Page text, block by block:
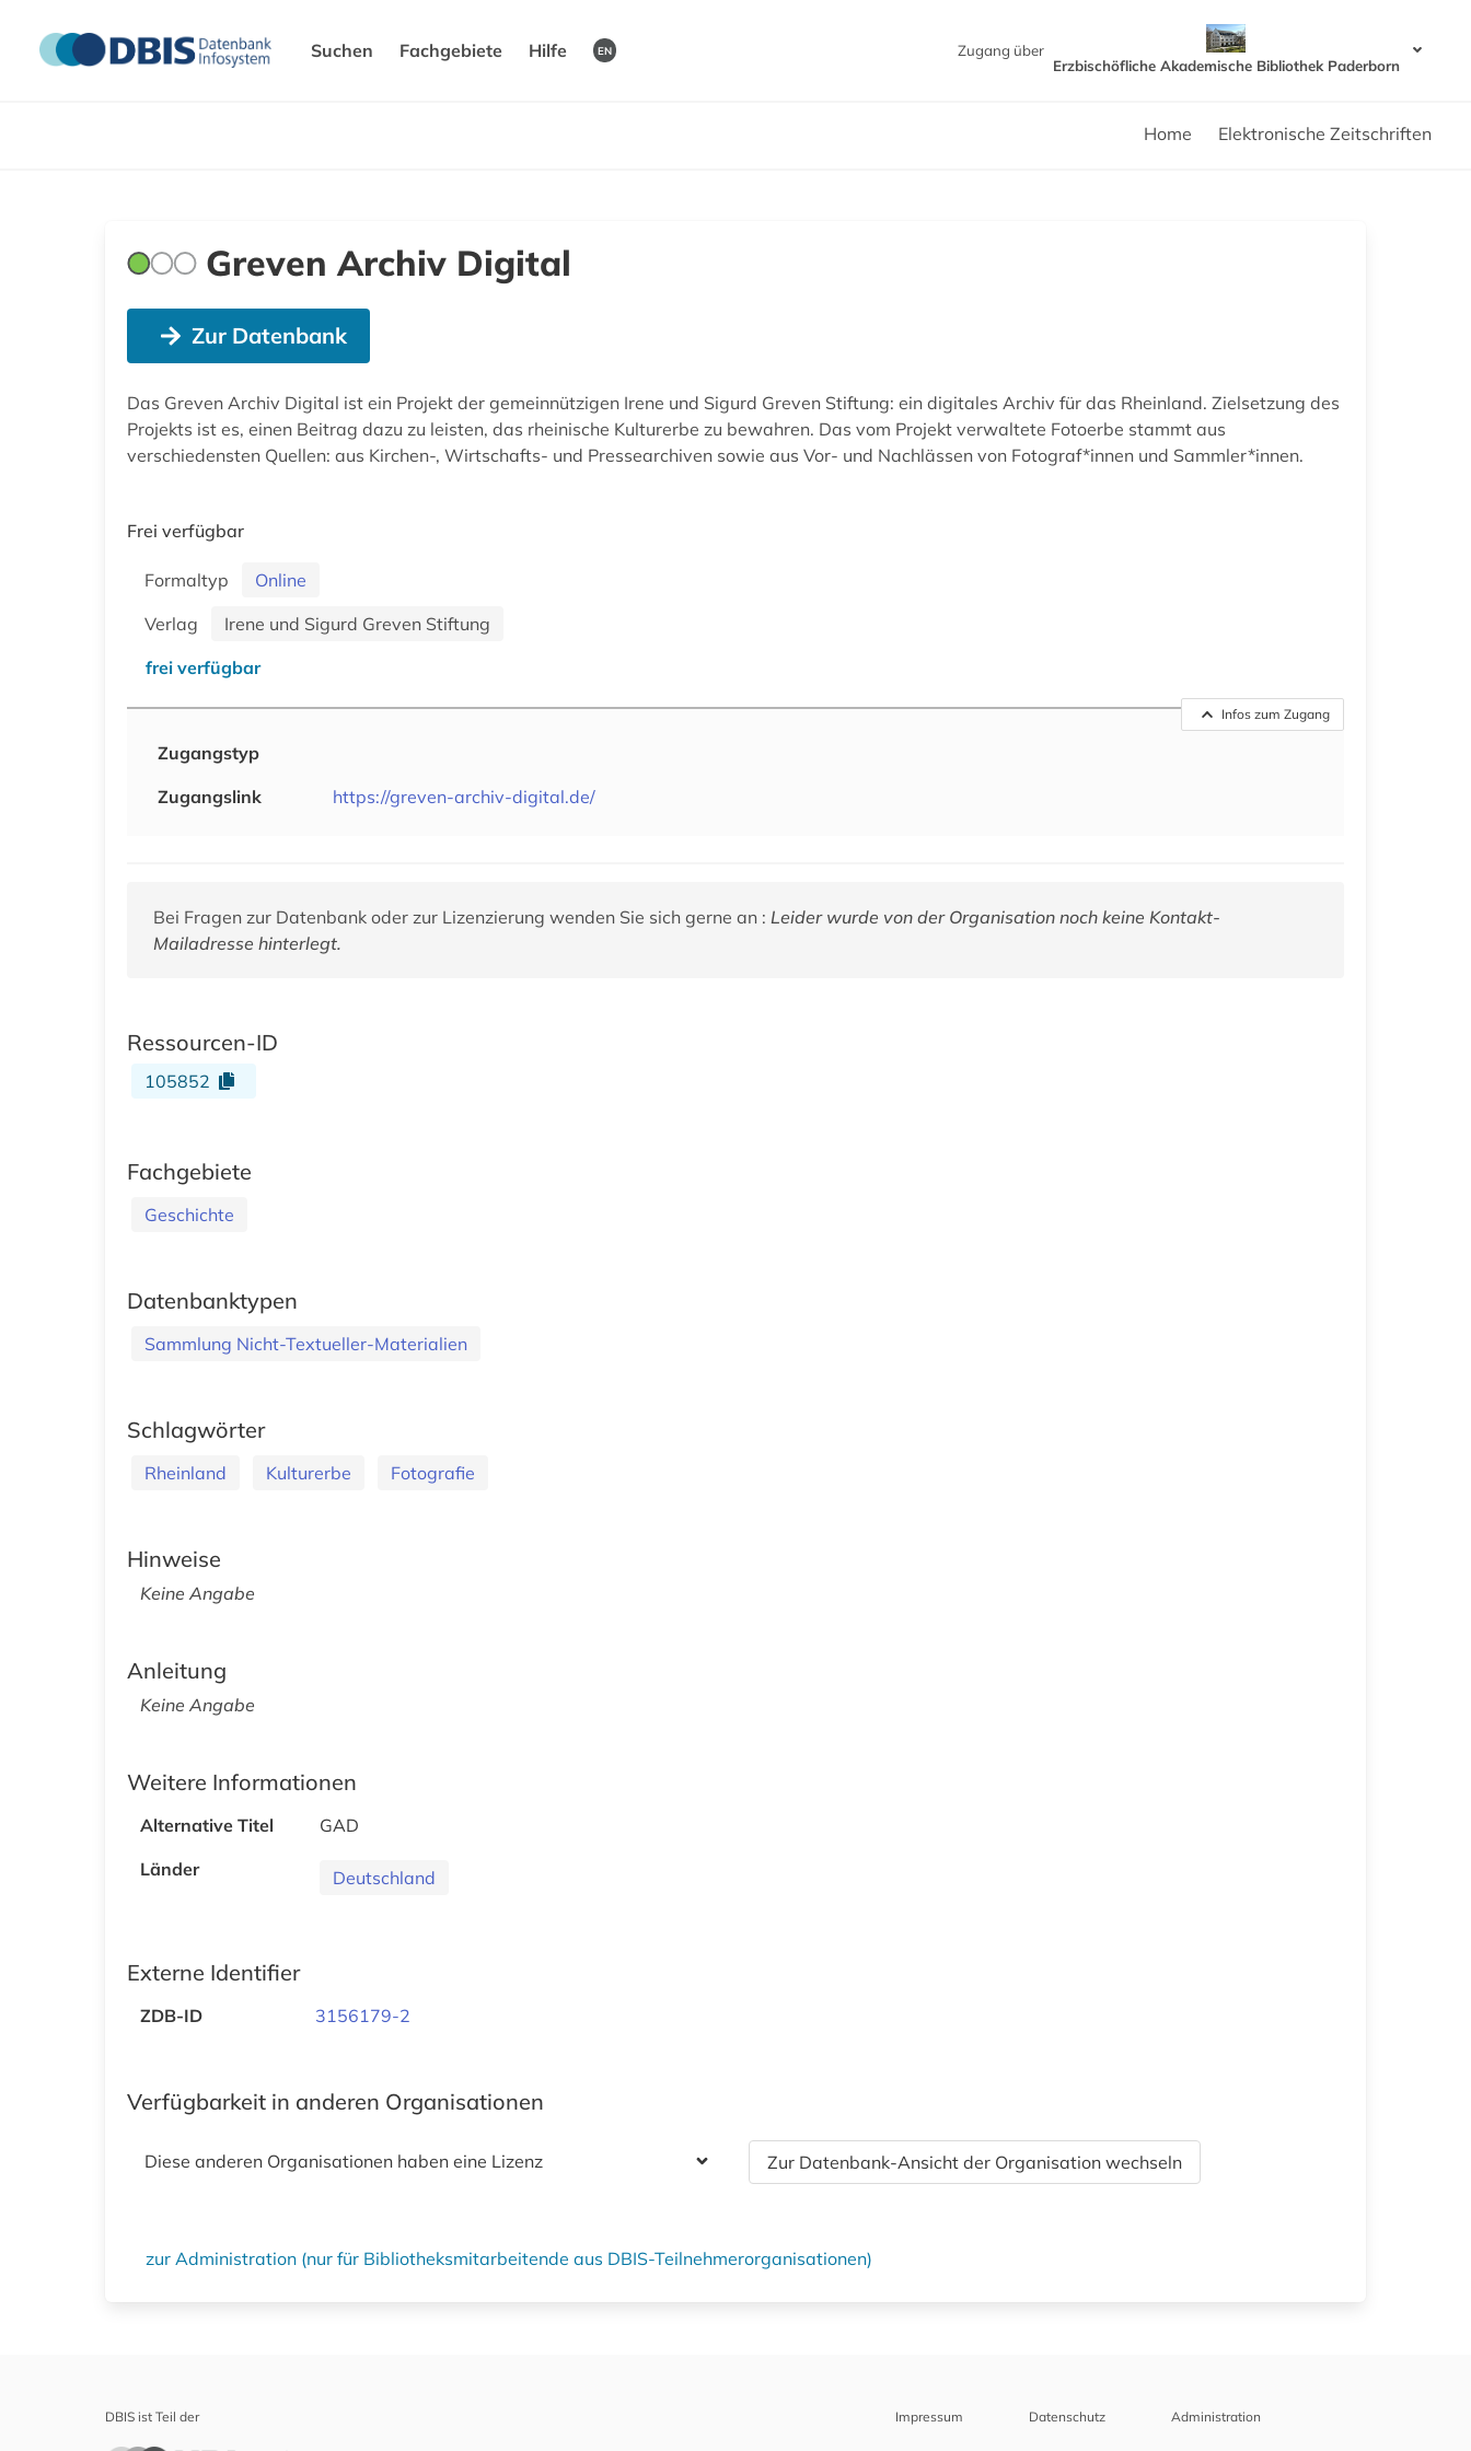
Suchen Fachgebiete Hilfe EN
Zugang über
Erzbischöfliche Akademische Bibliothek Paderborn
Home Elektronische Zeitschriften
Greven Archiv Digital
Zur Datenbank
Das Greven Archiv Digital ist ein Projekt der gemeinnützigen Irene und Sigurd Greven Stiftung: ein digitales Archiv für das Rheinland. Zielsetzung des
Projekts ist es, einen Beitrag dazu zu leisten, das rheinische Kulturerbe zu bewahren. Das vom Projekt verwaltete Fotoerbe stammt aus
verschiedensten Quellen: aus Kirchen-, Wirtschafts- und Pressearchiven sowie aus Vor- und Nachlässen von Fotograf*innen und Sammler*innen.
Frei verfügbar
Formaltyp
Online
Verlag
Irene und Sigurd Greven Stiftung
frei verfügbar
Infos zum Zugang
Zugangstyp
Zugangslink
https://greven-archiv-digital.de/
Bei Fragen zur Datenbank oder zur Lizenzierung wenden Sie sich gerne an : Leider wurde von der Organisation noch keine Kontakt-
Mailadresse hinterlegt.
Ressourcen-ID
105852
Fachgebiete
Geschichte
Datenbanktypen
Sammlung Nicht-Textueller-Materialien
Schlagwörter
Rheinland Kulturerbe Fotografie
Hinweise
Keine Angabe
Anleitung
Keine Angabe
Weitere Informationen
Alternative Titel
GAD
Länder
Deutschland
Externe Identifier
ZDB-ID 3156179-2
Verfügbarkeit in anderen Organisationen
Diese anderen Organisationen haben eine Lizenz Zur Datenbank-Ansicht der Organisation wechseln
zur Administration (nur für Bibliotheksmitarbeitende aus DBIS-Teilnehmerorganisationen)
DBIS ist Teil der Impressum Datenschutz Administration